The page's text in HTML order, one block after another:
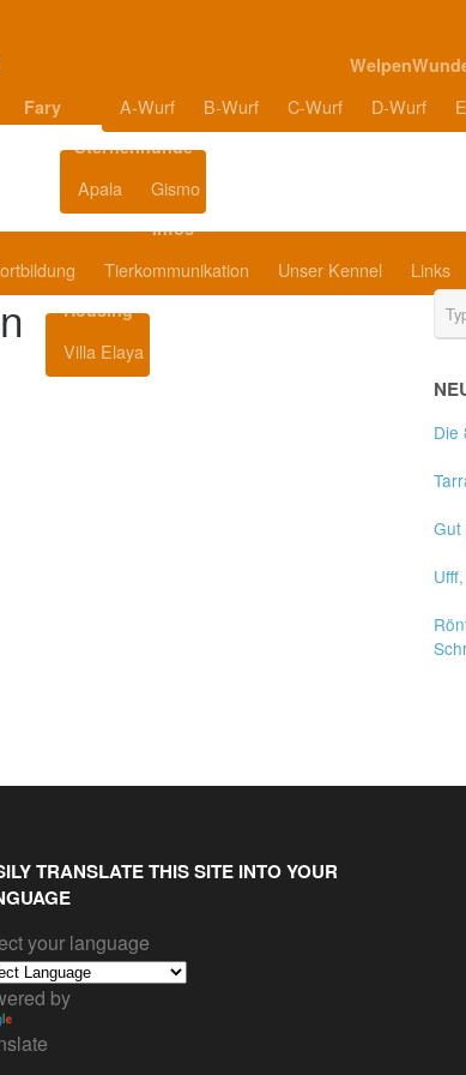
Fary A-Wurf B-Wurf C-Wurf D-Wurf
Sternenhunde
Apala Gismo
Infos
Tierkommunikation Unser Kennel Links
Housing
Villa Elaya
Die
Gut
TRANSLATE THIS SITE INTO YOUR
your language
by